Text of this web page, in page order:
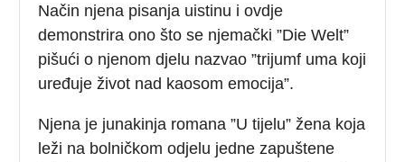
Način njena pisanja uistinu i ovdje
demonstrira ono što se njemački ”Die Welt”
pišući o njenom djelu nazvao ”trijumf uma koji
uređuje život nad kaosom emocija”.
Njena je junakinja romana ”U tijelu” žena koja
leži na bolničkom odjelu jedne zapuštene